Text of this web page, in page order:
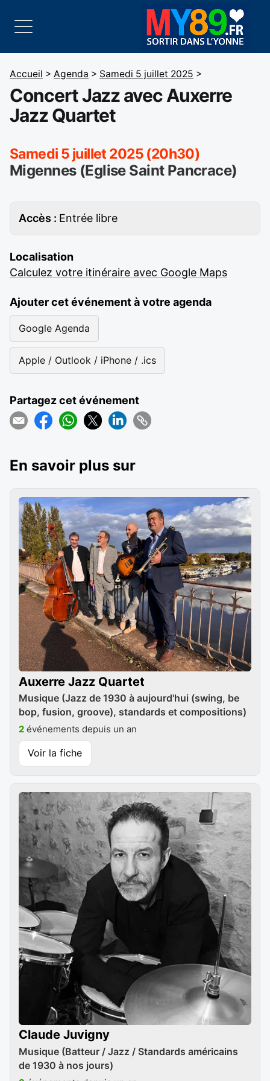
Accueil > Agenda > Samedi 5 juillet 2025 >
Concert Jazz avec Auxerre
Jazz Quartet
Samedi 5 juillet 2025 (20h30)
Migennes (Eglise Saint Pancrace)
Accès : Entrée libre
Localisation
Calculez votre itinéraire avec Google Maps
Ajouter cet événement à votre agenda
Google Agenda
Apple / Outlook / iPhone / .ics
Partagez cet événement
En savoir plus sur
Auxerre Jazz Quartet
Musique (Jazz de 1930 à aujourd'hui (swing, be
bop, fusion, groove), standards et compositions)
2 événements depuis un an
Voir la fiche
Claude Juvigny
Musique (Batteur / Jazz / Standards américains
de 1930 à nos jours)